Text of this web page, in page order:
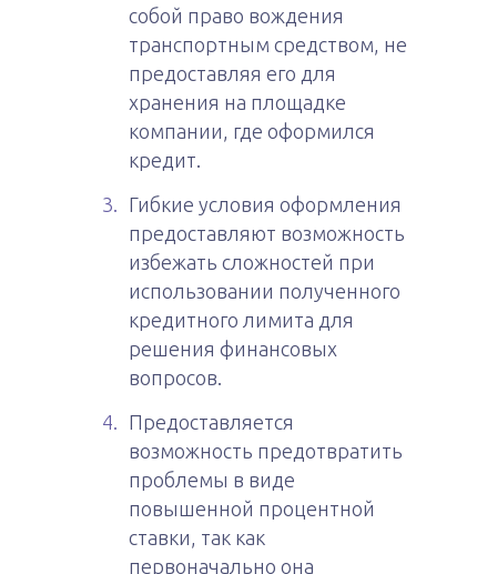
собой право вождения
транспортным средством, не
предоставляя его для
хранения на площадке
компании, где оформился
кредит.
Гибкие условия оформления
предоставляют возможность
избежать сложностей при
использовании полученного
кредитного лимита для
решения финансовых
вопросов.
Предоставляется
возможность предотвратить
проблемы в виде
повышенной процентной
ставки, так как
первоначально она